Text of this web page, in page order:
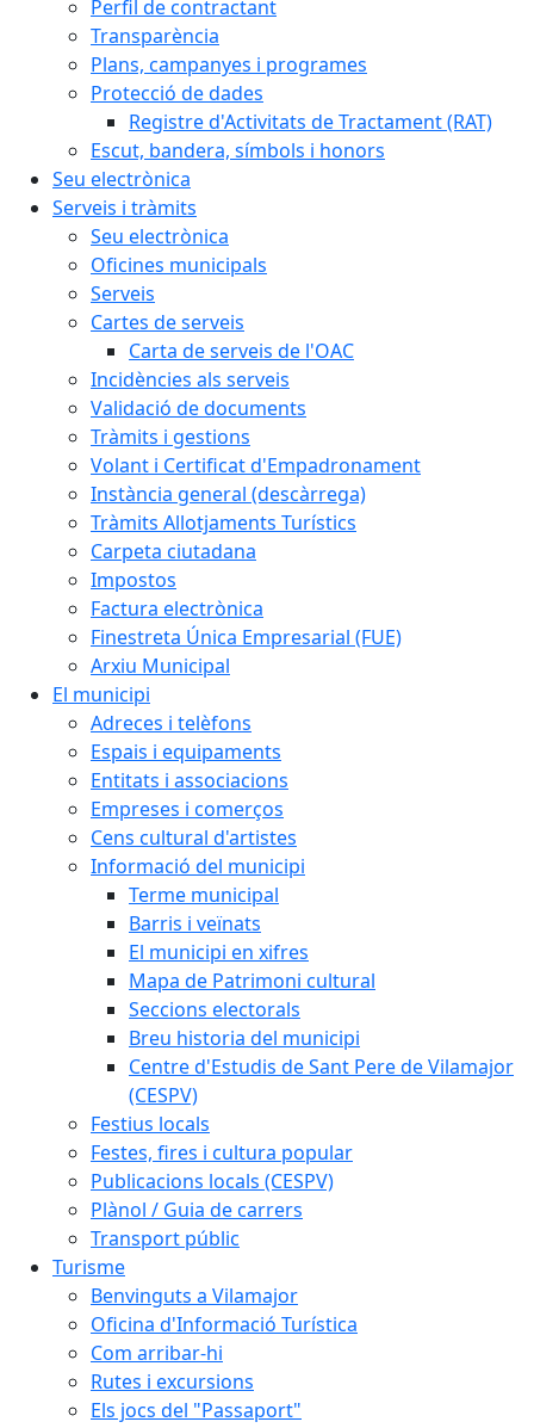
Perfil de contractant
Transparència
Plans, campanyes i programes
Protecció de dades
Registre d'Activitats de Tractament (RAT)
Escut, bandera, símbols i honors
Seu electrònica
Serveis i tràmits
Seu electrònica
Oficines municipals
Serveis
Cartes de serveis
Carta de serveis de l'OAC
Incidències als serveis
Validació de documents
Tràmits i gestions
Volant i Certificat d'Empadronament
Instància general (descàrrega)
Tràmits Allotjaments Turístics
Carpeta ciutadana
Impostos
Factura electrònica
Finestreta Única Empresarial (FUE)
Arxiu Municipal
El municipi
Adreces i telèfons
Espais i equipaments
Entitats i associacions
Empreses i comerços
Cens cultural d'artistes
Informació del municipi
Terme municipal
Barris i veïnats
El municipi en xifres
Mapa de Patrimoni cultural
Seccions electorals
Breu historia del municipi
Centre d'Estudis de Sant Pere de Vilamajor
(CESPV)
Festius locals
Festes, fires i cultura popular
Publicacions locals (CESPV)
Plànol / Guia de carrers
Transport públic
Turisme
Benvinguts a Vilamajor
Oficina d'Informació Turística
Com arribar-hi
Rutes i excursions
Els jocs del "Passaport"